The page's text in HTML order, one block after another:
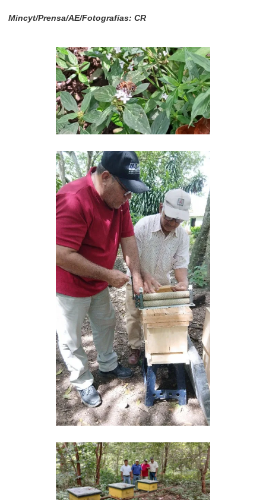
Mincyt/Prensa/AE/Fotografías: CR